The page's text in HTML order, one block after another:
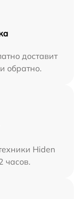
доставит
обратно.
Hiden
часов.